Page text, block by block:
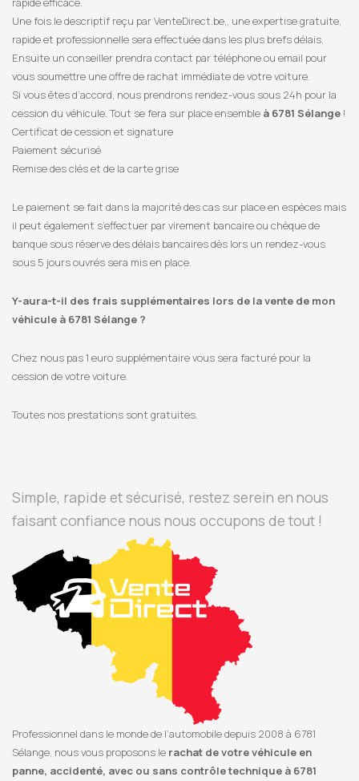
Une fois le descriptif reçu par VenteDirect.be,, une expertise gratuite,
rapide et professionnelle sera effectuée dans les plus brefs délais.
Ensuite un conseiller prendra contact par téléphone ou email pour
vous soumettre une offre de rachat immédiate de votre voiture.
Si vous êtes d’accord, nous prendrons rendez-vous sous 24h pour la
cession du véhicule. Tout se fera sur place ensemble à 6781 Sélange !
Certificat de cession et signature
Paiement sécurisé
Remise des clés et de la carte grise
Le paiement se fait dans la majorité des cas sur place en espèces mais
il peut également s’effectuer par virement bancaire ou chèque de
banque sous réserve des délais bancaires dès lors un rendez-vous
sous 5 jours ouvrés sera mis en place.
Y-aura-t-il des frais supplémentaires lors de la vente de mon
véhicule à 6781 Sélange ?
Chez nous pas 1 euro supplémentaire vous sera facturé pour la
cession de votre voiture.
Toutes nos prestations sont gratuites.
Simple, rapide et sécurisé, restez serein en nous
faisant confiance nous nous occupons de tout !
Professionnel dans le monde de l’automobile depuis 2008 à 6781
Sélange, nous vous proposons le rachat de votre véhicule en
panne, accidenté, avec ou sans contrôle technique à 6781